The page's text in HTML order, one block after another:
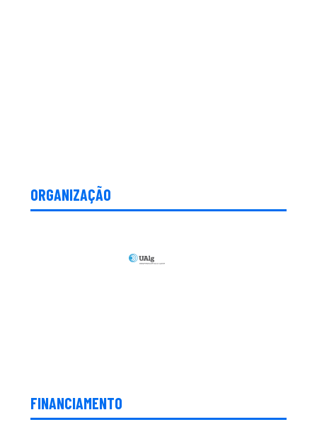
ORGANIZAÇÃO
FINANCIAMENTO